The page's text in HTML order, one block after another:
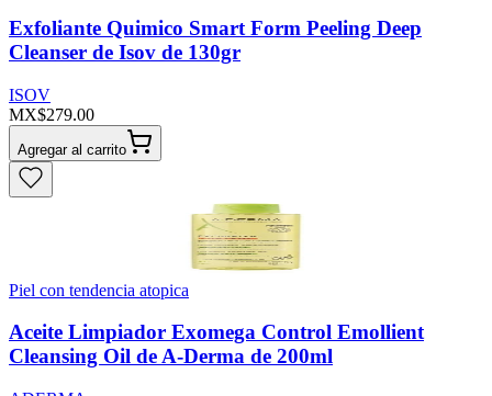
Exfoliante Quimico Smart Form Peeling Deep
Cleanser de Isov de 130gr
ISOV
MX$279.00
Agregar al carrito
Piel con tendencia atopica
Aceite Limpiador Exomega Control Emollient
Cleansing Oil de A-Derma de 200ml